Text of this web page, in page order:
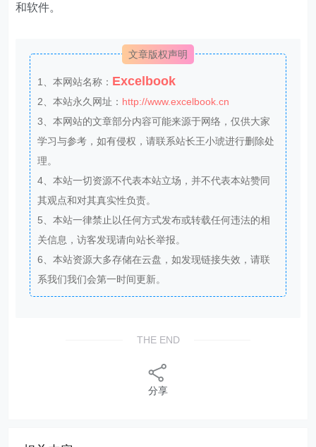
和软件。
文章版权声明
1、本网站名称： Excelbook
2、本站永久网址： http://www.excelbook.cn
3、本网站的文章部分内容可能来源于网络，仅供大家
学习与参考，如有侵权，请联系站长王小琥进行删除处
理。
4、本站一切资源不代表本站立场，并不代表本站赞同
其观点和对其真实性负责。
5、本站一律禁止以任何方式发布或转载任何违法的相
关信息，访客发现请向站长举报。
6、本站资源大多存储在云盘，如发现链接失效，请联
系我们我们会第一时间更新。
THE END
分享